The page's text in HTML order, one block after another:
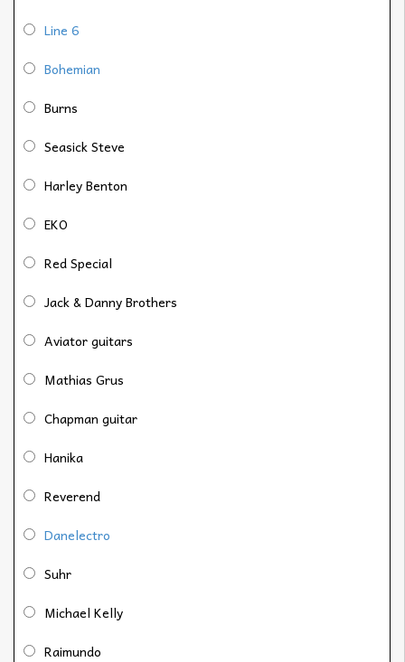
Line 6
Bohemian
Burns
Seasick Steve
Harley Benton
EKO
Red Special
Jack & Danny Brothers
Aviator guitars
Mathias Grus
Chapman guitar
Hanika
Reverend
Danelectro
Suhr
Michael Kelly
Raimundo